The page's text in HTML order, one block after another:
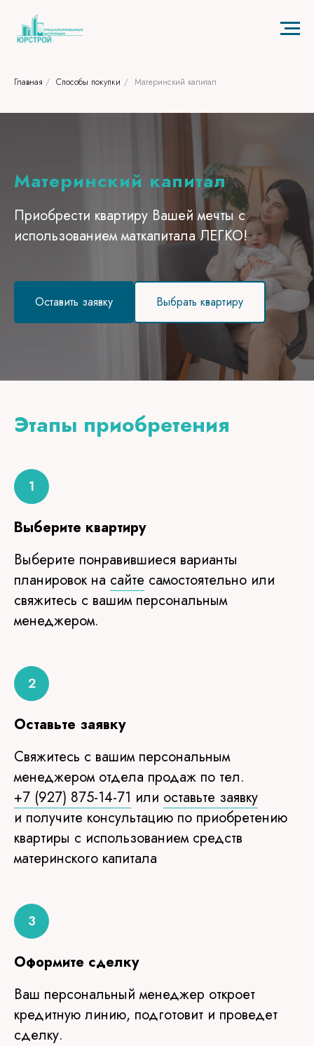
Главная / Способы покупки / Материнский капитал
Материнский капитал
Приобрести квартиру Вашей мечты с
использованием маткапитала ЛЕГКО!
Оставить заявку Выбрать квартиру
Этапы приобретения
Выберите квартиру
Выберите понравившиеся варианты
планировок на сайте самостоятельно или
свяжитесь с вашим персональным
менеджером.
Оставьте заявку
Свяжитесь с вашим персональным
менеджером отдела продаж по тел.
+7 (927) 875-14-71 или оставьте заявку
и получите консультацию по приобретению
квартиры с использованием средств
материнского капитала
Оформите сделку
Ваш персональный менеджер откроет
кредитную линию, подготовит и проведет
сделку.